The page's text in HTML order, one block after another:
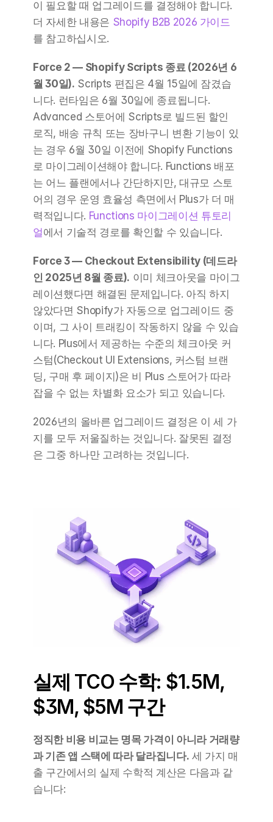
이 필요할 때 업그레이드를 결정해야 합니다.
더 자세한 내용은 Shopify B2B 2026 가이드
를 참고하십시오.
Force 2 — Shopify Scripts 종료 (2026년 6
월 30일). Scripts 편집은 4월 15일에 잠겼습
니다. 런타임은 6월 30일에 종료됩니다.
Advanced 스토어에 Scripts로 빌드된 할인
로직, 배송 규칙 또는 장바구니 변환 기능이 있
는 경우 6월 30일 이전에 Shopify Functions
로 마이그레이션해야 합니다. Functions 배포
는 어느 플랜에서나 간단하지만, 대규모 스토
어의 경우 운영 효율성 측면에서 Plus가 더 매
력적입니다. Functions 마이그레이션 튜토리
얼 에서 기술적 경로를 확인할 수 있습니다.
Force 3 — Checkout Extensibility (데드라
인 2025년 8월 종료). 이미 체크아웃을 마이그
레이션했다면 해결된 문제입니다. 아직 하지
않았다면 Shopify가 자동으로 업그레이드 중
이며, 그 사이 트래킹이 작동하지 않을 수 있습
니다. Plus에서 제공하는 수준의 체크아웃 커
스텀(Checkout UI Extensions, 커스텀 브랜
딩, 구매 후 페이지)은 비 Plus 스토어가 따라
잡을 수 없는 차별화 요소가 되고 있습니다.
2026년의 올바른 업그레이드 결정은 이 세 가
지를 모두 저울질하는 것입니다. 잘못된 결정
은 그중 하나만 고려하는 것입니다.
실제 TCO 수학: $1.5M,
$3M, $5M 구간
정직한 비용 비교는 명목 가격이 아니라 거래량
과 기존 앱 스택에 따라 달라집니다. 세 가지 매
출 구간에서의 실제 수학적 계산은 다음과 같
습니다: